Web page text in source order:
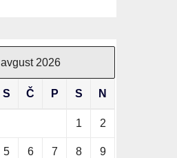
avgust 2026
S Č P S N
1 2
5 6 7 8 9